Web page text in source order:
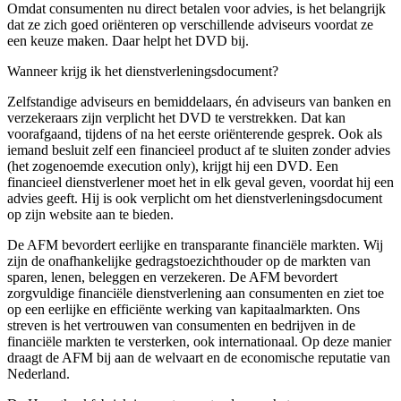
Omdat consumenten nu direct betalen voor advies, is het belangrijk
dat ze zich goed oriënteren op verschillende adviseurs voordat ze
een keuze maken. Daar helpt het DVD bij.
Wanneer krijg ik het dienstverleningsdocument?
Zelfstandige adviseurs en bemiddelaars, én adviseurs van banken en
verzekeraars zijn verplicht het DVD te verstrekken. Dat kan
voorafgaand, tijdens of na het eerste oriënterende gesprek. Ook als
iemand besluit zelf een financieel product af te sluiten zonder advies
(het zogenoemde execution only), krijgt hij een DVD. Een
financieel dienstverlener moet het in elk geval geven, voordat hij een
advies geeft. Hij is ook verplicht om het dienstverleningsdocument
op zijn website aan te bieden.
De AFM bevordert eerlijke en transparante financiële markten. Wij
zijn de onafhankelijke gedragstoezichthouder op de markten van
sparen, lenen, beleggen en verzekeren. De AFM bevordert
zorgvuldige financiële dienstverlening aan consumenten en ziet toe
op een eerlijke en efficiënte werking van kapitaalmarkten. Ons
streven is het vertrouwen van consumenten en bedrijven in de
financiële markten te versterken, ook internationaal. Op deze manier
draagt de AFM bij aan de welvaart en de economische reputatie van
Nederland.